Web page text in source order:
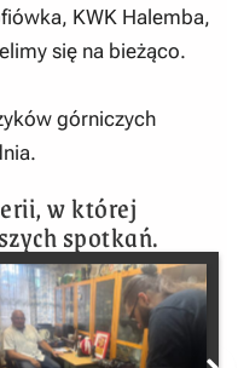
KWK Halemba,
się na bieżąco.
górniczych
w której
spotkań.